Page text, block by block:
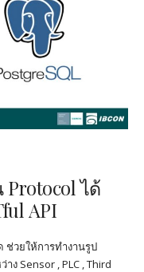
Protocolได้
API
วยให้การทำงานรูป
าง Sensor , PLC , Third